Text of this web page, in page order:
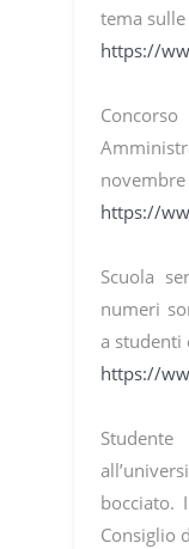
tema
https://
novembre
https://
Scuola
numeri
a studenti
https://
bocciato.
Consiglio